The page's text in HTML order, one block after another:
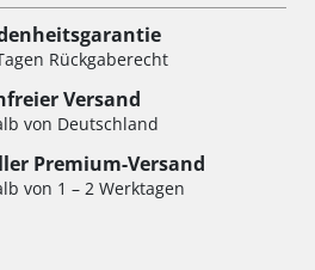
Beifahrer
Fahrer
Modell, Motorisierung, Ausstattung
Rückgaberecht
Versand
von Deutschland
Premium-Versand
von 1 – 2 Werktagen